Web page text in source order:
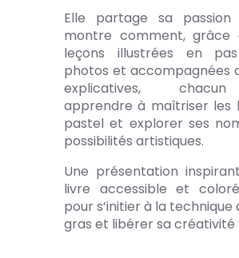
Elle partage sa
montre comment, grâce
leçons illustrées en
photos et accompagnées
explicatives,
apprendre à maîtriser les
pastel et explorer ses
possibilités artistiques.
Une présentation
livre accessible et
pour s’initier à la technique
gras et libérer sa créativité